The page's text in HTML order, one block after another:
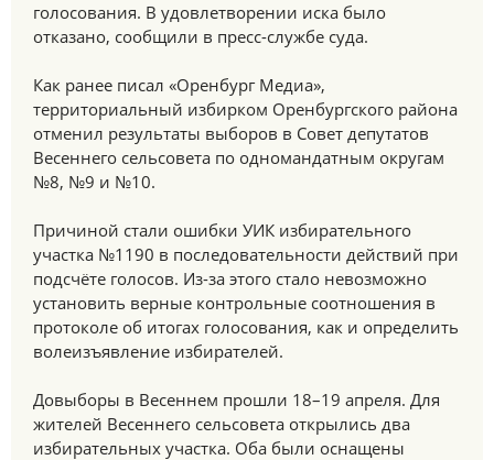
голосования. В удовлетворении иска было
отказано, сообщили в пресс-службе суда.
Как ранее писал «Оренбург Медиа»,
территориальный избирком Оренбургского района
отменил результаты выборов в Совет депутатов
Весеннего сельсовета по одномандатным округам
№8, №9 и №10.
Причиной стали ошибки УИК избирательного
участка №1190 в последовательности действий при
подсчёте голосов. Из-за этого стало невозможно
установить верные контрольные соотношения в
протоколе об итогах голосования, как и определить
волеизъявление избирателей.
Довыборы в Весеннем прошли 18–19 апреля. Для
жителей Весеннего сельсовета открылись два
избирательных участка. Оба были оснащены